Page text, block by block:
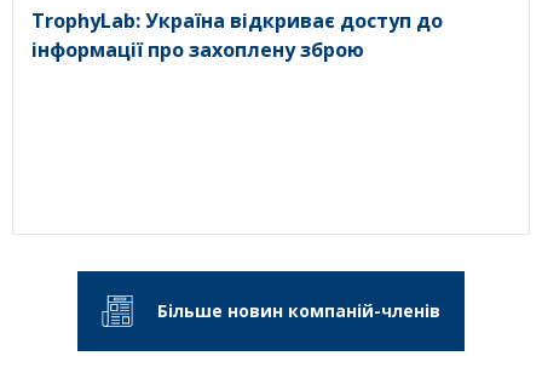
TrophyLab: Україна відкриває доступ до
інформації про захоплену зброю
Більше новин компаній-членів